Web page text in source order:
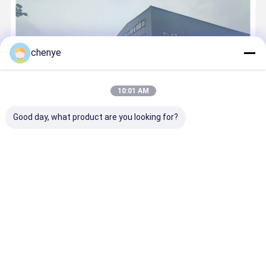
chenye
10:01 AM
Good day, what product are you looking for?